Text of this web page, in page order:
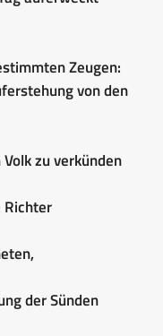
Zeugen:
von den
zu verkünden
Richter
der Sünden